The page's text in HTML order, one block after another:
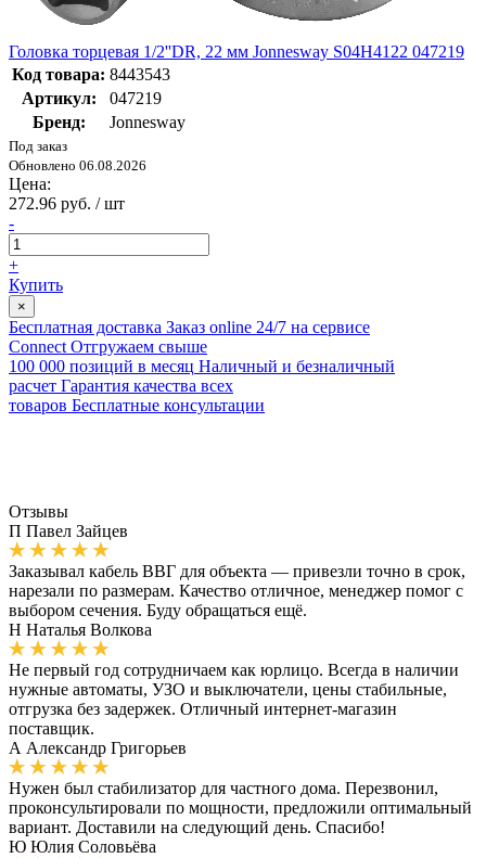
Головка торцевая 1/2''DR, 22 мм Jonnesway S04H4122 047219
Код товара: 8443543
Артикул:
047219
Бренд:
Jonnesway
Под заказ
Обновлено 06.08.2026
Цена:
272.96 руб. / шт
-
+
Купить
×
Бесплатная доставка Заказ online 24/7 на сервисе
Connect Отгружаем свыше
100 000 позиций в месяц Наличный и безналичный
расчет Гарантия качества всех
товаров Бесплатные консультации
Отзывы
П Павел Зайцев
Заказывал кабель ВВГ для объекта — привезли точно в срок,
нарезали по размерам. Качество отличное, менеджер помог с
выбором сечения. Буду обращаться ещё.
Н Наталья Волкова
Не первый год сотрудничаем как юрлицо. Всегда в наличии
нужные автоматы, УЗО и выключатели, цены стабильные,
отгрузка без задержек. Отличный интернет-магазин
поставщик.
А Александр Григорьев
Нужен был стабилизатор для частного дома. Перезвонил,
проконсультировали по мощности, предложили оптимальный
вариант. Доставили на следующий день. Спасибо!
Ю Юлия Соловьёва